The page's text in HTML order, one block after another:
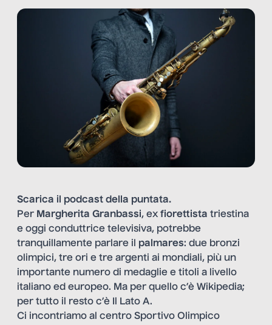
Scarica il podcast della puntata.
Per Margherita Granbassi, ex fiorettista triestina
e oggi conduttrice televisiva, potrebbe
tranquillamente parlare il palmares: due bronzi
olimpici, tre ori e tre argenti ai mondiali, più un
importante numero di medaglie e titoli a livello
italiano ed europeo. Ma per quello c’è Wikipedia;
per tutto il resto c’è
Il Lato A.
Ci incontriamo al centro Sportivo Olimpico